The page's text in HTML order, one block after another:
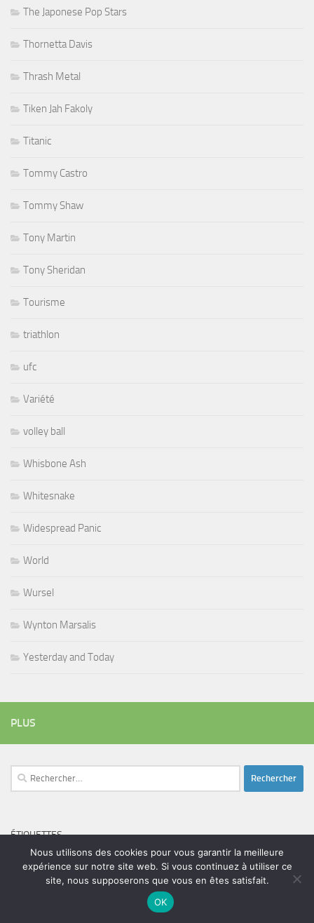
The Japonese Pop Stars
Thornetta Davis
Thrash Metal
Tiken Jah Fakoly
Titanic
Tommy Castro
Tommy Shaw
Tony Martin
Tony Sheridan
Tourisme
triathlon
ufc
Variété
volley ball
Whisbone Ash
Whitesnake
Widespread Panic
World
Wursel
Wynton Marsalis
Yesterday and Today
PLUS
Rechercher :
ÉTIQUETTES
adam bomb batteurbeatlesblues
bootleneck chanteur chanteuse coltrane duc des lombards erick bamy
festival glenn hughes
Nous utilisons des cookies pour vous garantir la meilleure
expérience sur notre site web. Si vous continuez à utiliser ce
site, nous supposerons que vous en êtes satisfait.
OK